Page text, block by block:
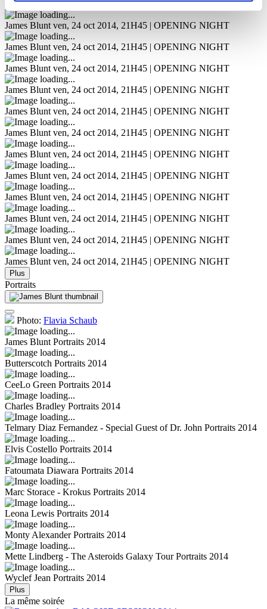
James Blunt ven, 24 oct 2014, 21H45 | OPENING NIGHT
James Blunt ven, 24 oct 2014, 21H45 | OPENING NIGHT
James Blunt ven, 24 oct 2014, 21H45 | OPENING NIGHT
James Blunt ven, 24 oct 2014, 21H45 | OPENING NIGHT
James Blunt ven, 24 oct 2014, 21H45 | OPENING NIGHT
James Blunt ven, 24 oct 2014, 21H45 | OPENING NIGHT
James Blunt ven, 24 oct 2014, 21H45 | OPENING NIGHT
James Blunt ven, 24 oct 2014, 21H45 | OPENING NIGHT
James Blunt ven, 24 oct 2014, 21H45 | OPENING NIGHT
James Blunt ven, 24 oct 2014, 21H45 | OPENING NIGHT
James Blunt ven, 24 oct 2014, 21H45 | OPENING NIGHT
James Blunt ven, 24 oct 2014, 21H45 | OPENING NIGHT
James Blunt ven, 24 oct 2014, 21H45 | OPENING NIGHT
Plus
Portraits
Photo: Flavia Schaub
James Blunt Portraits 2014
Butterscotch Portraits 2014
CeeLo Green Portraits 2014
Charles Bradley Portraits 2014
Telmary Diaz Fernandez - Special Guest of Dr. John Portraits 2014
Elvis Costello Portraits 2014
Fatoumata Diawara Portraits 2014
Marc Storace - Krokus Portraits 2014
Leona Lewis Portraits 2014
Monty Alexander Portraits 2014
Mette Lindberg - The Asteroids Galaxy Tour Portraits 2014
Wyclef Jean Portraits 2014
Plus
La même soirée